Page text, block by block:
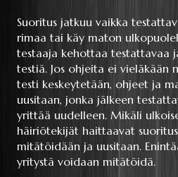
Suoritus jatkuu vaikka
rimaa tai käy maton
testaaja kehottaa testattavaa
testiä. Jos ohjeita ei vieläkään
testi keskeytetään, ohjeet ja
uusitaan, jonka jälkeen
yrittää uudelleen. Mikäli
häiriötekijät haittaavat
mitätöidään ja uusitaan.
yritystä voidaan mitätöidä.